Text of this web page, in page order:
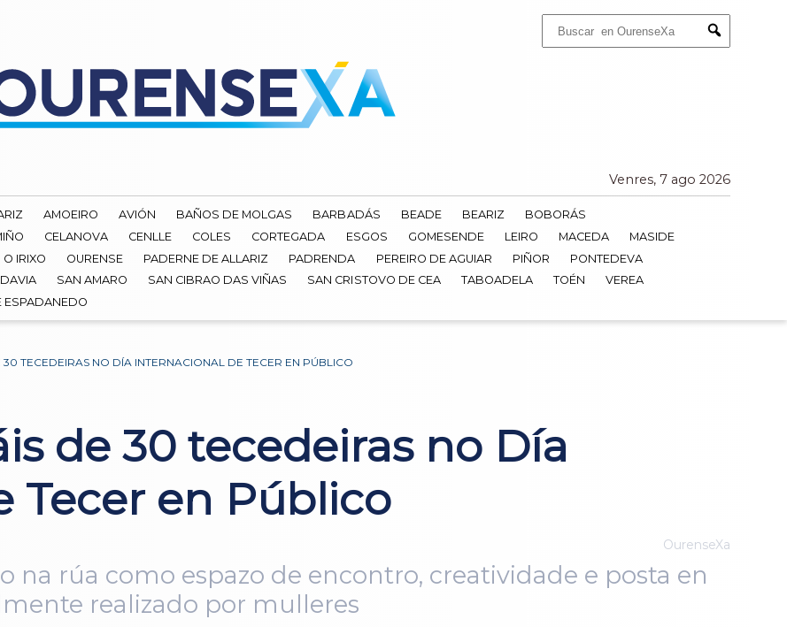
Submit
Venres, 7 ago 2026
AMOEIRO AVIÓN BAÑOS DE MOLGAS BARBADÁS BEADE BEARIZ
BOBORÁS
CELANOVA CENLLE COLES CORTEGADA ESGOS GOMESENDE LEIRO MACEDA
MASIDE
O IRIXO OURENSE PADERNE DE ALLARIZ PADRENDA PEREIRO DE AGUIAR PIÑOR
PONTEDEVA
SAN AMARO SAN CIBRAO DAS VIÑAS SAN CRISTOVO DE CEA TABOADELA TOÉN
VEREA
ESPADANEDO
TECEDEIRAS NO DÍA INTERNACIONAL DE TECER EN PÚBLICO
de 30 tecedeiras no Día
Tecer en Público
OurenseXa
na rúa como espazo de encontro, creatividade e posta en
realizado por mulleres